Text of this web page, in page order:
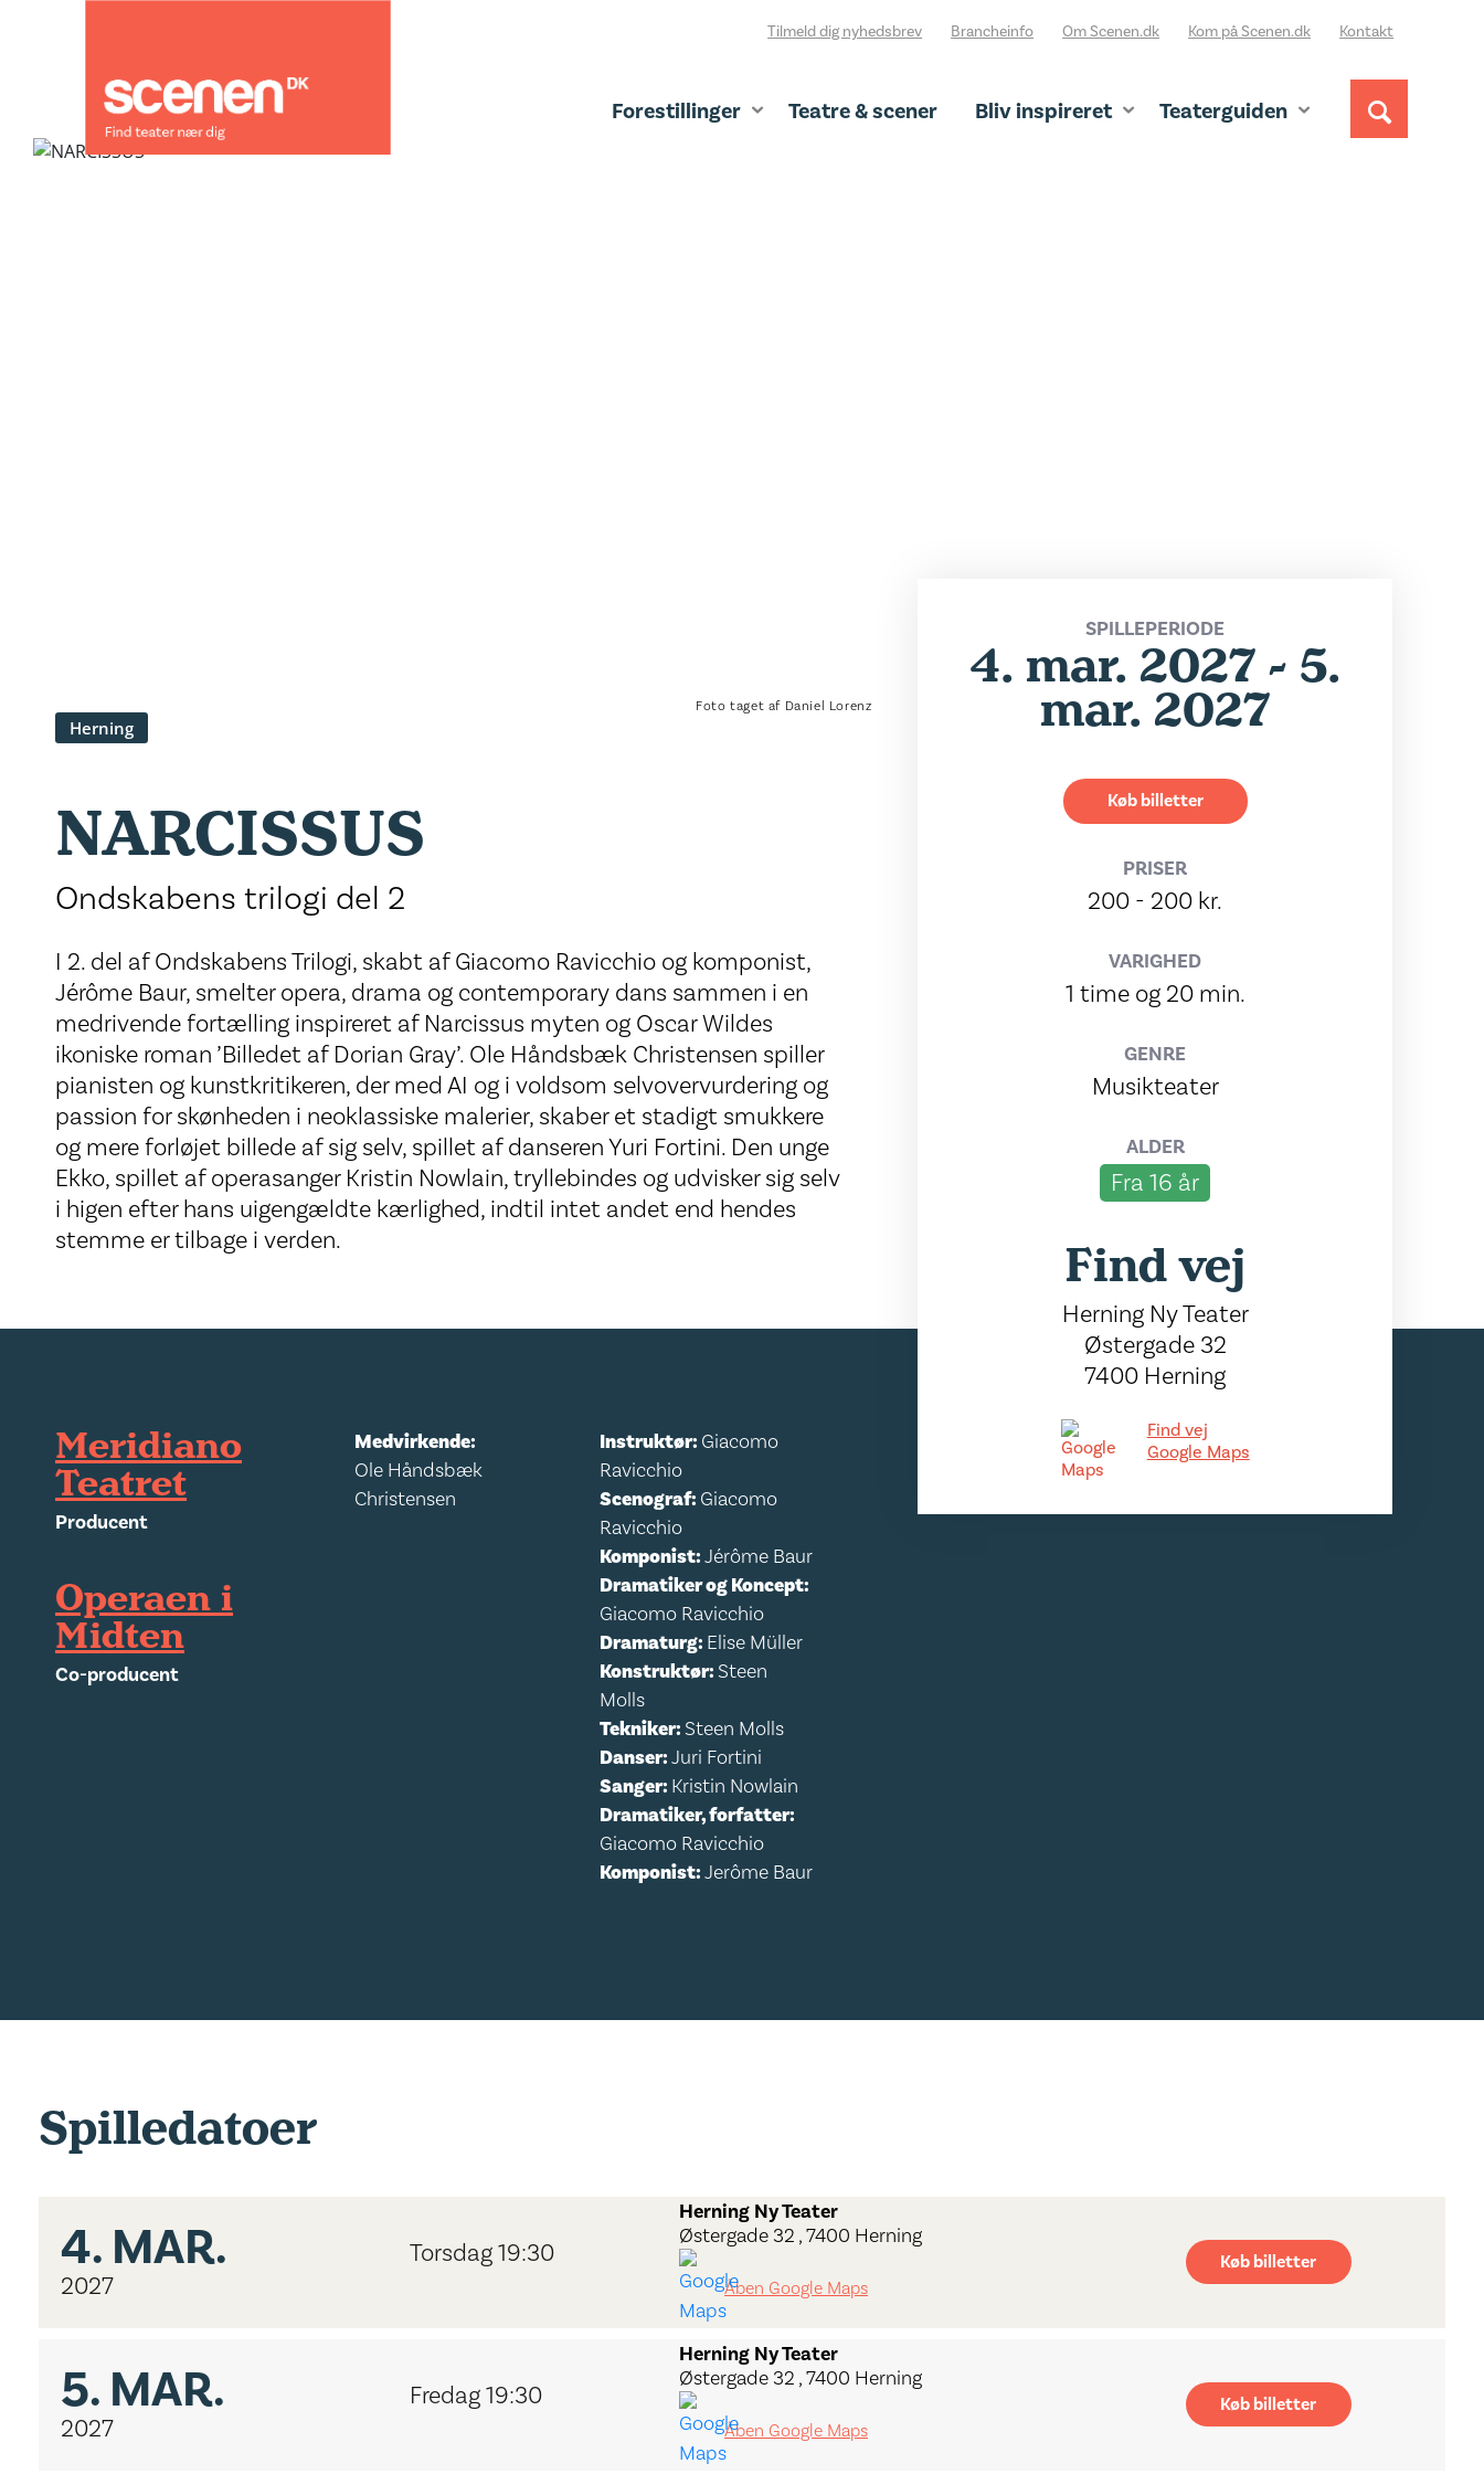
Tilmeld dig nyhedsbrev Brancheinfo Om Scenen.dk Kom på Scenen.dk Kontakt
Forestillinger Teatre & scener Bliv inspireret Teaterguiden
Herning
Foto taget af Daniel Lorenz
NARCISSUS
Ondskabens trilogi del 2
I 2. del af Ondskabens Trilogi, skabt af Giacomo Ravicchio og komponist,
Jérôme Baur, smelter opera, drama og contemporary dans sammen i en
medrivende fortælling inspireret af Narcissus myten og Oscar Wildes
ikoniske roman ’Billedet af Dorian Gray’. Ole Håndsbæk Christensen spiller
pianisten og kunstkritikeren, der med AI og i voldsom selvovervurdering og
passion for skønheden i neoklassiske malerier, skaber et stadigt smukkere
og mere forløjet billede af sig selv, spillet af danseren Yuri Fortini. Den unge
Ekko, spillet af operasanger Kristin Nowlain, tryllebindes og udvisker sig selv
i higen efter hans uigengældte kærlighed, indtil intet andet end hendes
stemme er tilbage i verden.
SPILLEPERIODE
4. mar. 2027 - 5.
mar. 2027
Køb billetter
PRISER
200 - 200 kr.
VARIGHED
1 time og 20 min.
GENRE
Musikteater
ALDER
Fra 16 år
Find vej
Herning Ny Teater
Østergade 32
7400 Herning
Find vej
Google Maps
Meridiano
Teatret
Producent
Operaen i
Midten
Co-producent
Medvirkende:
Ole Håndsbæk
Christensen
Instruktør: Giacomo
Ravicchio
Scenograf: Giacomo
Ravicchio
Komponist:Jérôme Baur
Dramatiker og Koncept:
Giacomo Ravicchio
Dramaturg: Elise Müller
Konstruktør:Steen
Molls
Tekniker:Steen Molls
Danser:Juri Fortini
Sanger: Kristin Nowlain
Dramatiker, forfatter:
Giacomo Ravicchio
Komponist:Jerôme Baur
Spilledatoer
4. MAR.
2027
Torsdag 19:30
Herning Ny Teater
Østergade 32 , 7400 Herning
Åben Google Maps
Køb billetter
5. MAR.
2027
Fredag 19:30
Herning Ny Teater
Østergade 32 , 7400 Herning
Åben Google Maps
Køb billetter